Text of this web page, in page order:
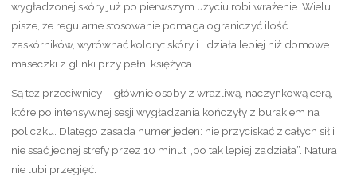
wygładzonej skóry już po pierwszym użyciu robi wrażenie. Wielu
pisze, że regularne stosowanie pomaga ograniczyć ilość
zaskórników, wyrównać koloryt skóry i… działa lepiej niż domowe
maseczki z glinki przy pełni księżyca.
Są też przeciwnicy – głównie osoby z wrażliwą, naczynkową cerą,
które po intensywnej sesji wygładzania kończyły z burakiem na
policzku. Dlatego zasada numer jeden: nie przyciskać z całych sił i
nie ssać jednej strefy przez 10 minut „bo tak lepiej zadziała”. Natura
nie lubi przegięć.